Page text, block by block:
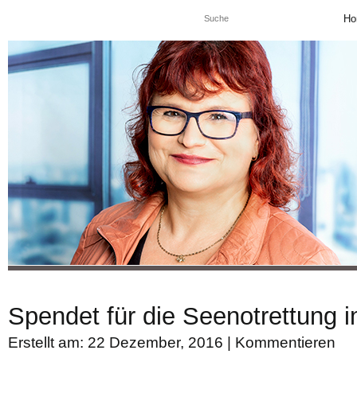
Spendet für die Seenotrettung
Erstellt am: 22 Dezember, 2016 | Kommentieren